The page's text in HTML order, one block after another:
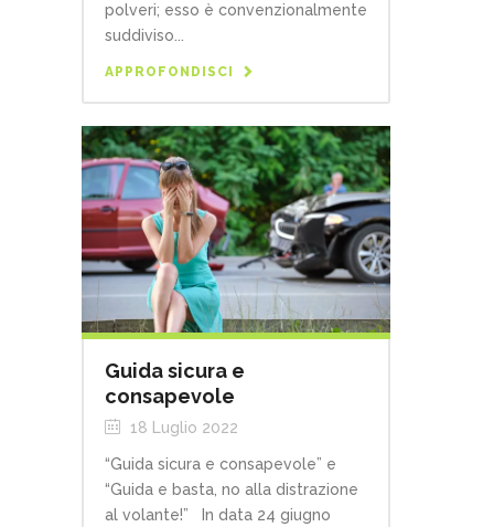
polveri; esso è convenzionalmente
suddiviso...
APPROFONDISCI
Guida sicura e
consapevole
18 Luglio 2022
“Guida sicura e consapevole” e
“Guida e basta, no alla distrazione
al volante!” In data 24 giugno